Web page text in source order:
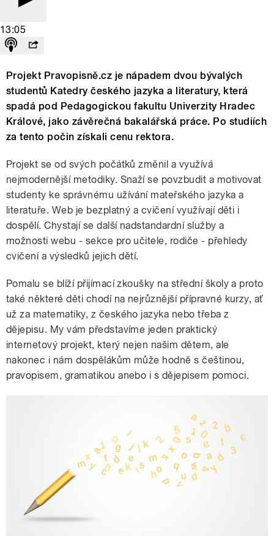
13:05
Projekt Pravopisně.cz je nápadem dvou bývalých
studentů Katedry českého jazyka a literatury, která
spadá pod Pedagogickou fakultu Univerzity Hradec
Králové, jako závěrečná bakalářská práce. Po studiích
za tento počin získali cenu rektora.
Projekt se od svých počátků změnil a využívá
nejmodernější metodiky. Snaží se povzbudit a motivovat
studenty ke správnému užívání mateřského jazyka a
literatuře. Web je bezplatný a cvičení využívají děti i
dospělí. Chystají se další nadstandardní služby a
možnosti webu - sekce pro učitele, rodiče - přehledy
cvičení a výsledků jejich dětí.
Pomalu se blíží přijímací zkoušky na střední školy a proto
také některé děti chodí na nejrůznější přípravné kurzy, ať
už za matematiky, z českého jazyka nebo třeba z
dějepisu. My vám představíme jeden praktický
internetový projekt, který nejen našim dětem, ale
nakonec i nám dospělákům může hodně s češtinou,
pravopisem, gramatikou anebo i s dějepisem pomoci.